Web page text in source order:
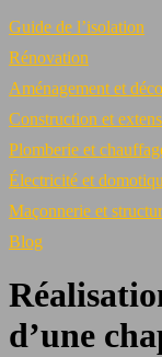
Guide de l’isolation
Rénovation
Aménagement et
Construction et
Plomberie et
Électricité et
Maçonnerie et
Blog
d’une